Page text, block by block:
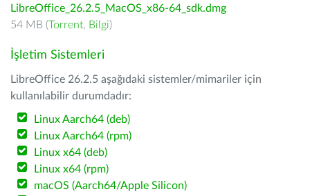
LibreOffice_26.2.5_MacOS_x86-64_sdk.dmg
54 MB (Torrent, Bilgi)
İşletim Sistemleri
LibreOffice 26.2.5 aşağıdaki sistemler/mimariler için
kullanılabilir durumdadır:
Linux Aarch64 (deb)
Linux Aarch64 (rpm)
Linux x64 (deb)
Linux x64 (rpm)
macOS (Aarch64/Apple Silicon)